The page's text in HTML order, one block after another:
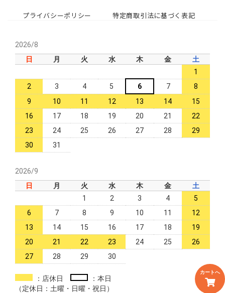
カートへ
プライバシーポリシー
特定商取引法に基づく表記
2026/8
日
月 火 水 木 金
土
1
2
3 4 5 6 7
8
9
10 11 12 13 14
15
16
17 18 19 20 21
22
23
24 25 26 27 28
29
30
31
2026/9
日
月 火 水 木 金
土
1
2 3 4
5
6
7 8 9 10 11
12
13
14 15 16 17 18
19
20
21 22 23 24 25
26
27
28 29 30
：店休日
：本日
（定休日：土曜・日曜・祝日）